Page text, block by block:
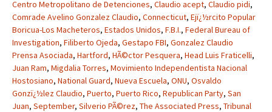
Centro Metropolitano de Detenciones, Claudio acept, Claudio pidi,
Comrade Avelino Gonzalez Claudio, Connecticut, Ejï¿½rcito Popular
Boricua-Los Macheteros, Estados Unidos, F.B.I., Federal Bureau of
Investigation, Filiberto Ojeda, Gestapo FBI, Gonzalez Claudio
Prensa Asociada, Hartford, HÃ©ctor Pesquera, Head Luis Fraticelli,
Juan Ram, Migdalia Torres, Movimiento Independentista Nacional
Hostosiano, National Guard, Nueva Escuela, ONU, Osvaldo
Gonzï¿½lez Claudio, Puerto, Puerto Rico, Republican Party, San
Juan, September, Silverio PÃ©rez, The Associated Press, Tribunal